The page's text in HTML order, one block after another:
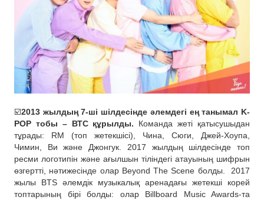
☑️2013 жылдың 7-ші шілдесінде әлемдегі ең танымал K-
POP тобы – ВТС құрылды. Команда жеті қатысушыдан
тұрады: RM (топ жетекшісі), Чина, Сюги, Джей-Хоупа,
Чимин, Ви және Джонгук. 2017 жылдың шілдесінде топ
ресми логотипін және ағылшын тіліндегі атауының шифрын
өзгертті, нәтижесінде олар Beyond The Scene болды.
2017
жылы BTS әлемдік музыкалық аренадағы жетекші корей
топтарының бірі болды: олар Billboard Music Awards-та